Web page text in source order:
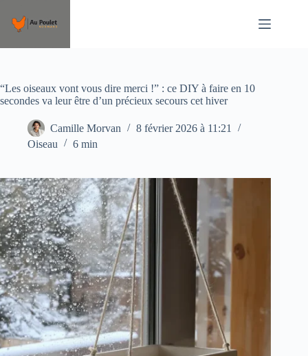
contenu
“Les oiseaux vont vous dire merci !” : ce DIY à faire en 10
secondes va leur être d’un précieux secours cet hiver
Camille Morvan
8 février 2026 à 11:21
Oiseau
6 min